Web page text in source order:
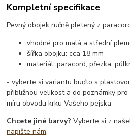
Kompletní specifikace
Pevný obojek ručně pletený z
vhodné pro malá a střední
šířka obojku: cca 18 mm
materiál: paracord, přezka,
- vyberte si variantu buďto s
přibližnou velikost a do poznámky
míru obvodu krku Vašeho pejska
Chcete jiné barvy? Vyberte si z
napište nám.